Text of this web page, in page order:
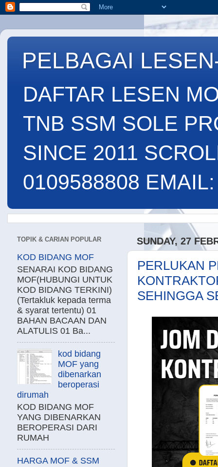
PELBAGAI
DAFTAR LESEN
TNB SSM SOLE
SINCE 2011
0109588808
SUNDAY, 27
PERLUKAN
SEHINGGA
TOPIK & CARIAN POPULAR
KOD BIDANG MOF
SENARAI KOD BIDANG
MOF(HUBUNGI UNTUK
KOD BIDANG TERKINI)
(Tertakluk kepada terma
& syarat tertentu) 01
BAHAN BACAAN DAN
ALATULIS 01 Ba...
kod bidang
MOF yang
dibenarkan
beroperasi
dirumah
KOD BIDANG MOF
YANG DIBENARKAN
BEROPERASI DARI
RUMAH
HARGA MOF & SSM